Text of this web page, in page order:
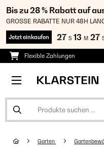
Bis zu 28 % Rabatt auf
GROSSE RABATTE NUR 48H
Jetzt einkaufen 27 S 13 M 27
Flexible Zahlungen
Garten